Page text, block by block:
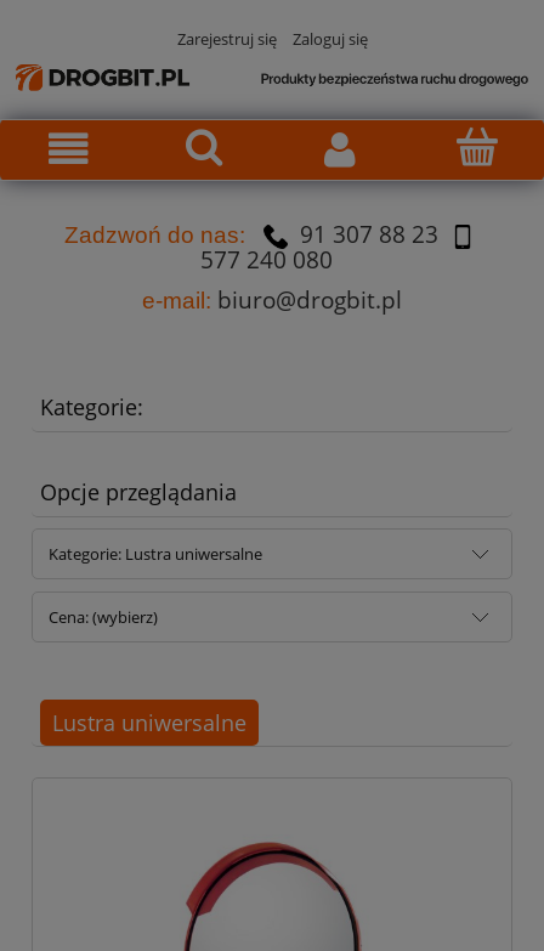
Zarejestruj się Zaloguj się
Zadzwoń do nas:
91 307 88 23
577 240 080
e-mail: biuro@drogbit.pl
Kategorie:
Opcje przeglądania
Kategorie: Lustra uniwersalne
Cena: (wybierz)
Lustra uniwersalne